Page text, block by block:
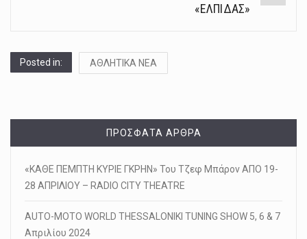
«ΕΛΠΙΔΑΣ»
Posted in: ΑΘΛΗΤΙΚΑ ΝΕΑ
ΠΡΌΣΦΑΤΑ ΆΡΘΡΑ
«ΚΑΘΕ ΠΕΜΠΤΗ ΚΥΡΙΕ ΓΚΡΗΝ» Του Τζεφ Μπάρον ΑΠΟ 19-
28 ΑΠΡΙΛΙΟΥ – RADIO CITY THEATRE
AUTO-MOTO WORLD THESSALONIKI TUNING SHOW 5, 6 & 7
Απριλίου 2024